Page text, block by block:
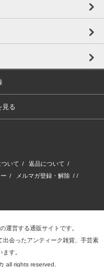
見る
いて / 返品について /
/ メルマガ登録・解除 / /
の運営する通販サイトです。
出会ったアンティーク雑貨、手芸素
す。
all rights reserved.